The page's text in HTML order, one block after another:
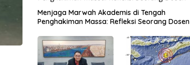
Menjaga Marwah Akademis di Tengah
Penghakiman Massa: Refleksi Seorang Dosen